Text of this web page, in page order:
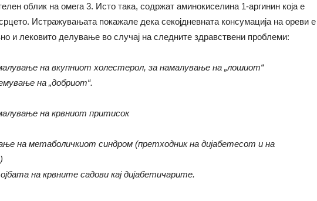
облик на омега 3. Исто така, содржат аминокиселина 1-аргинин која е
Истражувањата покажале дека секојдневната консумација на ореви е
и лековито делување во случај на следните здравствени проблеми:
на вкупниот холестерол, за намалување на „лошиот“
на „добриот“.
на крвниот притисок
на метаболичкиот синдром (претходник на дијабетесот и на
на крвните садови кај дијабетичарите.